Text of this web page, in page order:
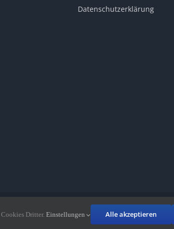
Datenschutzerklärung
von der Bilddatenbank des LSB
Dritter. Einstellungen Alle akzeptieren